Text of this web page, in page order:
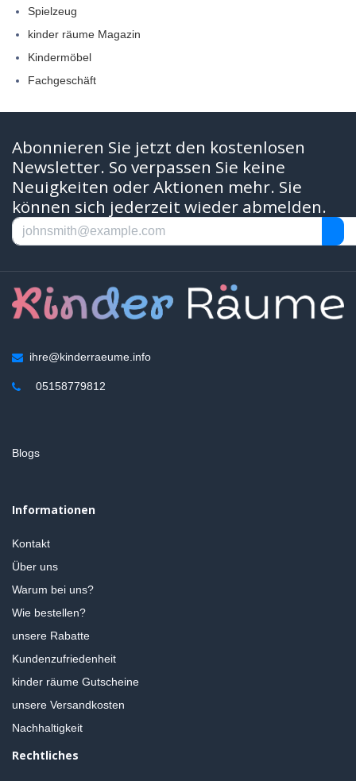
Spielzeug
kinder räume Magazin
Kindermöbel
Fachgeschäft
Abonnieren Sie jetzt den kostenlosen
Newsletter. So verpassen Sie keine
Neuigkeiten oder Aktionen mehr. Sie
können sich jederzeit wieder abmelden.
ihre@kinderraeume.info
05158779812
Blogs
Informationen
Kontakt
Über uns
Warum bei uns?
Wie bestellen?
unsere Rabatte
Kundenzufriedenheit
kinder räume Gutscheine
unsere Versandkosten
Nachhaltigkeit
Rechtliches